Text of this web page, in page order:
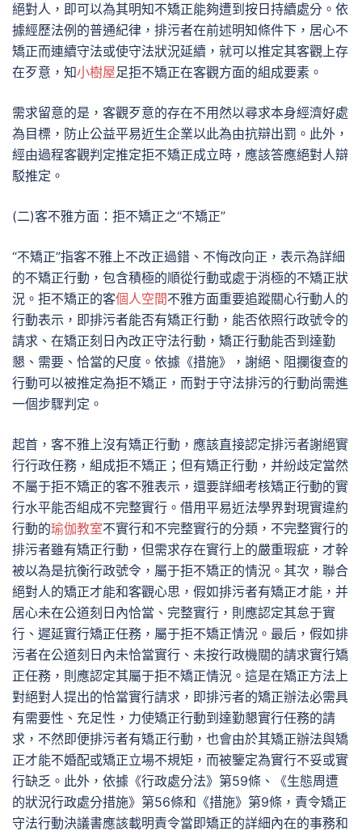
絕對人，即可以為其明知不矯正能夠遭到按日持續處分。依
據經歷法例的普通紀律，排污者在前述明知條件下，居心不
矯正而連續守法或使守法狀況延續，就可以推定其客觀上存
在歹意，知小樹屋足拒不矯正在客觀方面的組成要素。
需求留意的是，客觀歹意的存在不用然以尋求本身經濟好處
為目標，防止公益平易近生企業以此為由抗辯出罰。此外，
經由過程客觀判定推定拒不矯正成立時，應該答應絕對人辯
駁推定。
(二)客不雅方面：拒不矯正之“不矯正”
“不矯正”指客不雅上不改正過錯、不悔改向正，表示為詳細
的不矯正行動，包含積極的順從行動或處于消極的不矯正狀
況。拒不矯正的客個人空間不雅方面重要追蹤關心行動人的
行動表示，即排污者能否有矯正行動，能否依照行政號令的
請求、在矯正刻日內改正守法行動，矯正行動能否到達勤
懇、需要、恰當的尺度。依據《措施》，謝絕、阻攔復查的
行動可以被推定為拒不矯正，而對于守法排污的行動尚需進
一個步驟判定。
起首，客不雅上沒有矯正行動，應該直接認定排污者謝絕實
行行政任務，組成拒不矯正；但有矯正行動，并紛歧定當然
不屬于拒不矯正的客不雅表示，還要詳細考核矯正行動的實
行水平能否組成不完整實行。借用平易近法學界對現實違約
行動的瑜伽教室不實行和不完整實行的分類，不完整實行的
排污者雖有矯正行動，但需求存在實行上的嚴重瑕疵，才幹
被以為是抗衡行政號令，屬于拒不矯正的情況。其次，聯合
絕對人的矯正才能和客觀心思，假如排污者有矯正才能，并
居心未在公道刻日內恰當、完整實行，則應認定其怠于實
行、遲延實行矯正任務，屬于拒不矯正情況。最后，假如排
污者在公道刻日內未恰當實行、未按行政機關的請求實行矯
正任務，則應認定其屬于拒不矯正情況。這是在矯正方法上
對絕對人提出的恰當實行請求，即排污者的矯正辦法必需具
有需要性、充足性，力使矯正行動到達勤懇實行任務的請
求，不然即便排污者有矯正行動，也會由於其矯正辦法與矯
正才能不婚配或矯正立場不規矩，而被鑒定為實行不妥或實
行缺乏。此外，依據《行政處分法》第59條、《生態周遭
的狀況行政處分措施》第56條和《措施》第9條，責令矯正
守法行動決議書應該載明責令當即矯正的詳細內在的事務和